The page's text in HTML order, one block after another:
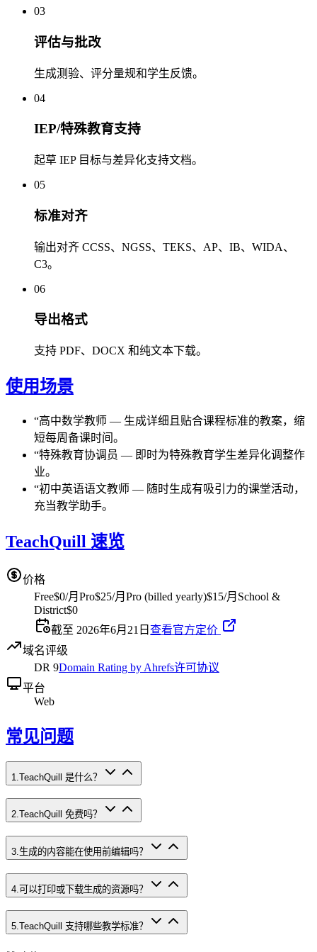
03
评估与批改
生成测验、评分量规和学生反馈。
04
IEP/特殊教育支持
起草 IEP 目标与差异化支持文档。
05
标准对齐
输出对齐 CCSS、NGSS、TEKS、AP、IB、WIDA、
C3。
06
导出格式
支持 PDF、DOCX 和纯文本下载。
使用场景
“高中数学教师 — 生成详细且贴合课程标准的教案，缩
短每周备课时间。
“特殊教育协调员 — 即时为特殊教育学生差异化调整作
业。
“初中英语语文教师 — 随时生成有吸引力的课堂活动，
充当教学助手。
TeachQuill 速览
价格
Free$0/月 Pro$25/月 Pro (billed yearly)$15/月 School &
District$0
截至 2026年6月21日 查看官方定价
域名评级
DR 9Domain Rating by Ahrefs许可协议
平台
Web
常见问题
1 TeachQuill 是什么？
2.TeachQuill 免费吗？
3 生成的内容能在使用前编辑吗？
4 可以打印或下载生成的资源吗？
5.TeachQuill 支持哪些教学标准？